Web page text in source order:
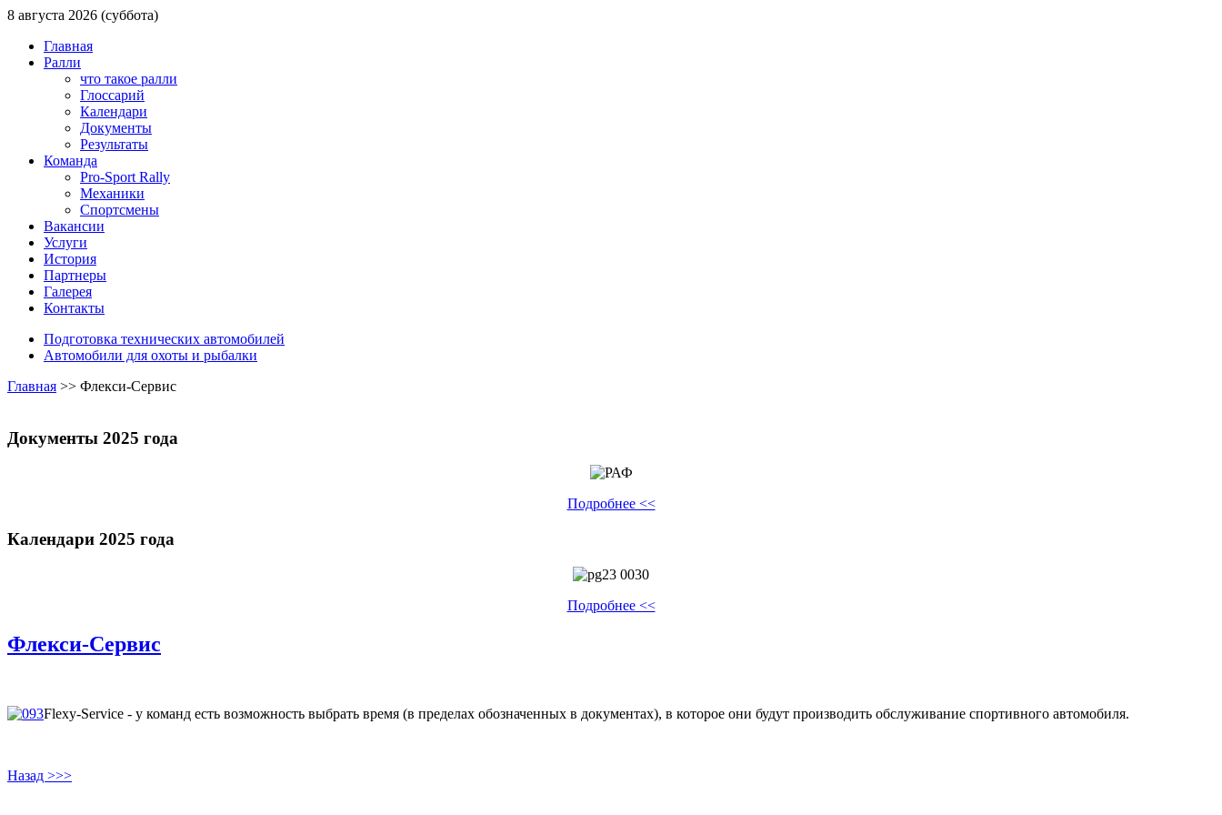
8 августа 2026 (суббота)
Главная
Ралли
что такое ралли
Глоссарий
Календари
Документы
Результаты
Команда
Pro-Sport Rally
Механики
Спортсмены
Вакансии
Услуги
История
Партнеры
Галерея
Контакты
Подготовка технических автомобилей
Автомобили для охоты и рыбалки
Главная >> Флекси-Сервис
Документы 2025 года
Подробнее <<
Календари 2025 года
Подробнее <<
Флекси-Сервис
Flexy-Service - у команд есть возможность выбрать время (в пределах обозначенных в документах), в которое они будут производить обслуживание спортивного автомобиля.
Назад >>>